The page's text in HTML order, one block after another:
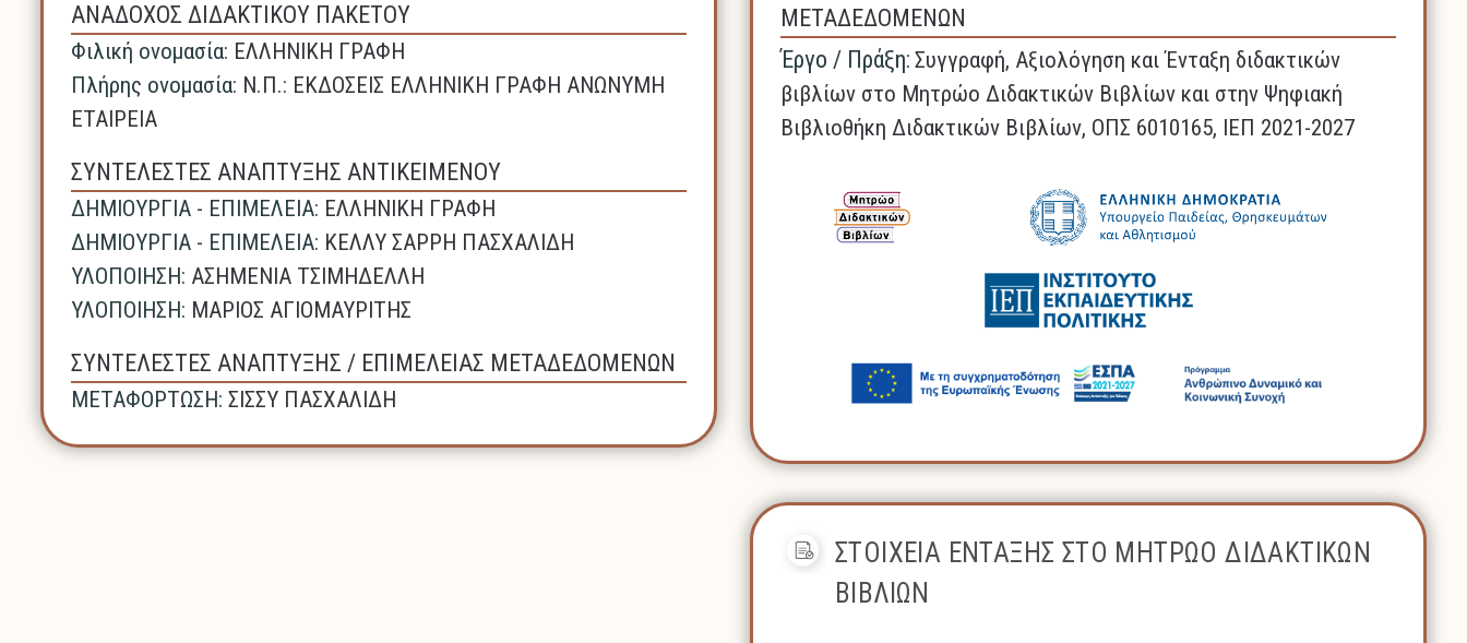
ΑΝΑΔΟΧΟΣ ΔΙΔΑΚΤΙΚΟΥ ΠΑΚΕΤΟΥ
Φιλική ονομασία: ΕΛΛΗΝΙΚΗ ΓΡΑΦΗ
Πλήρης ονομασία: N.Π.: ΕΚΔΟΣΕΙΣ ΕΛΛΗΝΙΚΗ ΓΡΑΦΗ ΑΝΩΝΥΜΗ
ΕΤΑΙΡΕΙΑ
ΣΥΝΤΕΛΕΣΤΕΣ ΑΝΑΠΤΥΞΗΣ ΑΝΤΙΚΕΙΜΕΝΟΥ
ΔΗΜΙΟΥΡΓΙΑ - ΕΠΙΜΕΛΕΙΑ: ΕΛΛΗΝΙΚΗ ΓΡΑΦΗ
ΔΗΜΙΟΥΡΓΙΑ - ΕΠΙΜΕΛΕΙΑ: ΚΕΛΛΥ ΣΑΡΡΗ ΠΑΣΧΑΛΙΔΗ
ΥΛΟΠΟΙΗΣΗ: ΑΣΗΜΕΝΙΑ ΤΣΙΜΗΔΕΛΛΗ
ΥΛΟΠΟΙΗΣΗ: ΜΑΡΙΟΣ ΑΓΙΟΜΑΥΡΙΤΗΣ
ΣΥΝΤΕΛΕΣΤΕΣ ΑΝΑΠΤΥΞΗΣ / ΕΠΙΜΕΛΕΙΑΣ ΜΕΤΑΔΕΔΟΜΕΝΩΝ
ΜΕΤΑΦΟΡΤΩΣΗ: ΣΙΣΣΥ ΠΑΣΧΑΛΙΔΗ
ΜΕΤΑΔΕΔΟΜΕΝΩΝ
Έργο / Πράξη: Συγγραφή, Αξιολόγηση και Ένταξη διδακτικών
βιβλίων στο Μητρώο Διδακτικών Βιβλίων και στην Ψηφιακή
Βιβλιοθήκη Διδακτικών Βιβλίων, ΟΠΣ 6010165, ΙΕΠ 2021-2027
ΣΤΟΙΧΕΙΑ ΕΝΤΑΞΗΣ ΣΤΟ ΜΗΤΡΩΟ ΔΙΔΑΚΤΙΚΩΝ
ΒΙΒΛΙΩΝ